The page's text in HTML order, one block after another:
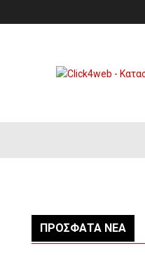
ΠΡΌΣΦΑΤΑ ΝΈΑ